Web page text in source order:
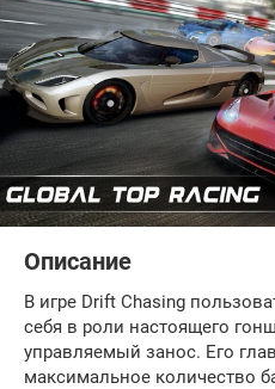
Описание
В игре Drift Chasing
себя в роли настоящего
управляемый занос. Его
максимальное количество